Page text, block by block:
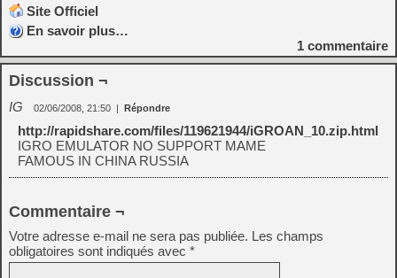
Site Officiel
En savoir plus…
1 commentaire
Discussion ¬
IG 02/06/2008, 21:50 | Répondre
http://rapidshare.com/files/119621944/iGROAN_10.zip.html
IGRO EMULATOR NO SUPPORT MAME
FAMOUS IN CHINA RUSSIA
Commentaire ¬
Votre adresse e-mail ne sera pas publiée. Les champs
obligatoires sont indiqués avec *